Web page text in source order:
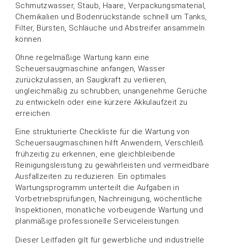
Schmutzwasser, Staub, Haare, Verpackungsmaterial,
Chemikalien und Bodenrückstände schnell um Tanks,
Filter, Bürsten, Schläuche und Abstreifer ansammeln
können.
Ohne regelmäßige Wartung kann eine
Scheuersaugmaschine anfangen, Wasser
zurückzulassen, an Saugkraft zu verlieren,
ungleichmäßig zu schrubben, unangenehme Gerüche
zu entwickeln oder eine kürzere Akkulaufzeit zu
erreichen.
Eine strukturierte Checkliste für die Wartung von
Scheuersaugmaschinen hilft Anwendern, Verschleiß
frühzeitig zu erkennen, eine gleichbleibende
Reinigungsleistung zu gewährleisten und vermeidbare
Ausfallzeiten zu reduzieren. Ein optimales
Wartungsprogramm unterteilt die Aufgaben in
Vorbetriebsprüfungen, Nachreinigung, wöchentliche
Inspektionen, monatliche vorbeugende Wartung und
planmäßige professionelle Serviceleistungen.
Dieser Leitfaden gilt für gewerbliche und industrielle